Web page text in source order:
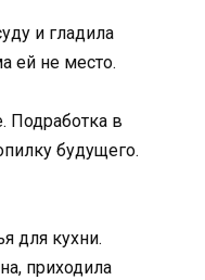
и гладила
ей не место.
Подработка в
будущего.
для кухни.
приходила